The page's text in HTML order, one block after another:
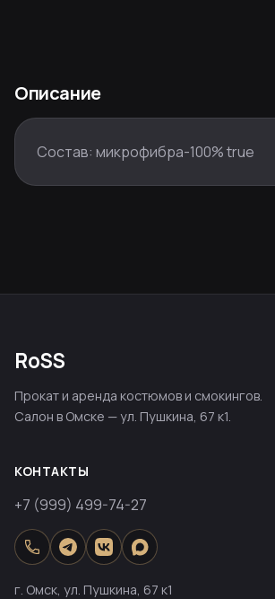
Описание
Состав: микрофибра-100% true
RoSS
Прокат и аренда костюмов и смокингов.
Салон в Омске — ул. Пушкина, 67 к1.
КОНТАКТЫ
+7 (999) 499-74-27
г. Омск, ул. Пушкина, 67 к1